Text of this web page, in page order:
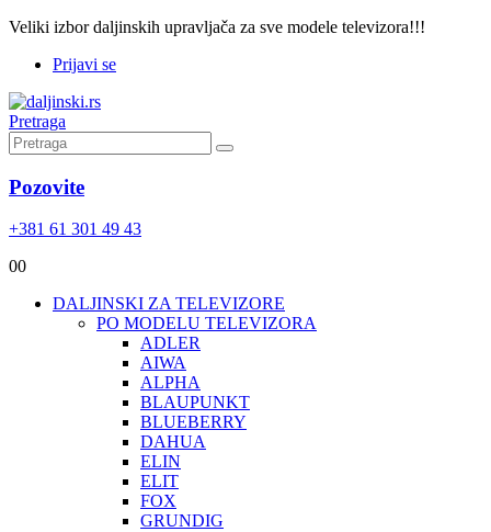
Veliki izbor daljinskih upravljača za sve modele televizora!!!
Prijavi se
Pretraga
Pozovite
+381 61 301 49 43
00
DALJINSKI ZA TELEVIZORE
PO MODELU TELEVIZORA
ADLER
AIWA
ALPHA
BLAUPUNKT
BLUEBERRY
DAHUA
ELIN
ELIT
FOX
GRUNDIG